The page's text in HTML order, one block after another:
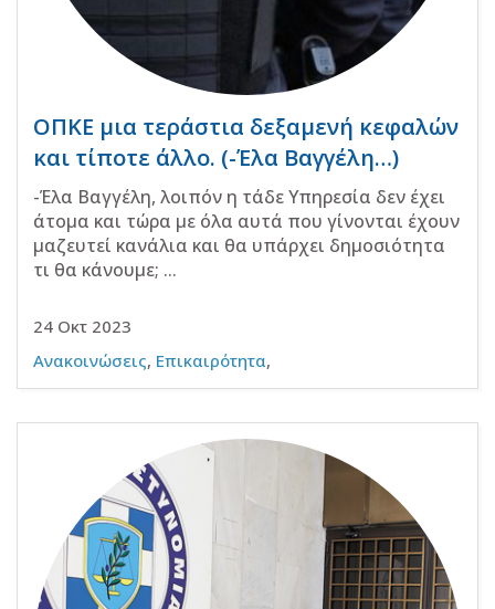
ΟΠΚΕ μια τεράστια δεξαμενή κεφαλών
και τίποτε άλλο. (-Έλα Βαγγέλη…)
-Έλα Βαγγέλη, λοιπόν η τάδε Υπηρεσία δεν έχει
άτομα και τώρα με όλα αυτά που γίνονται έχουν
μαζευτεί κανάλια και θα υπάρχει δημοσιότητα
τι θα κάνουμε; ...
24 Οκτ 2023
Ανακοινώσεις, Επικαιρότητα,